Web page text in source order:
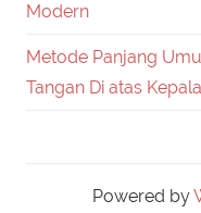
Modern
Metode Panjang
Tangan Di atas Kepala
Powered by